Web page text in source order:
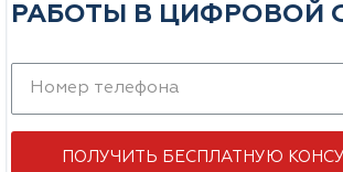
РАБОТЫ В ЦИФРОВОЙ
ПОЛУЧИТЬ БЕСПЛАТНУЮ